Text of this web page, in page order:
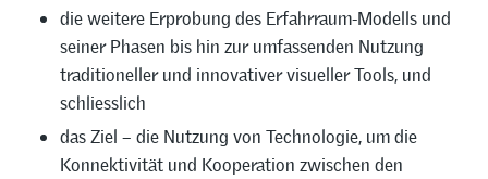
die weitere Erprobung des Erfahrraum-Modells und
seiner Phasen bis hin zur umfassenden Nutzung
traditioneller und innovativer visueller Tools, und
schliesslich
das Ziel – die Nutzung von Technologie, um die
Konnektivität und Kooperation zwischen den